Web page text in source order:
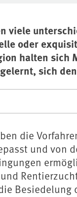
viele
oder
halten sich
sich
die
und von
Besiedelung